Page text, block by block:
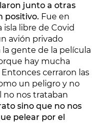
junto a otras
positivo. Fue en
libre de Covid
avión privado
gente de la película
hay mucha
cerraron las
un peligro y no
no nos trataban
sino que no nos
pelear por el